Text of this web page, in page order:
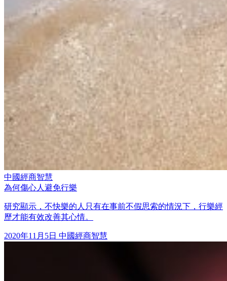
中國經商智慧
為何傷心人避免行樂
研究顯示，不快樂的人只有在事前不假思索的情況下，行樂經
歷才能有效改善其心情。
2020年11月5日 中國經商智慧